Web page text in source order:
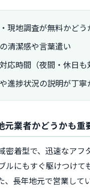
現地調査が無料かどう
清潔感や言葉遣い
応時間（夜間・休日も
進捗状況の説明が丁寧
元業者かどうかも重
密着型で、迅速なアフ
ルにもすぐ駆けつけて
、長年地元で営業して